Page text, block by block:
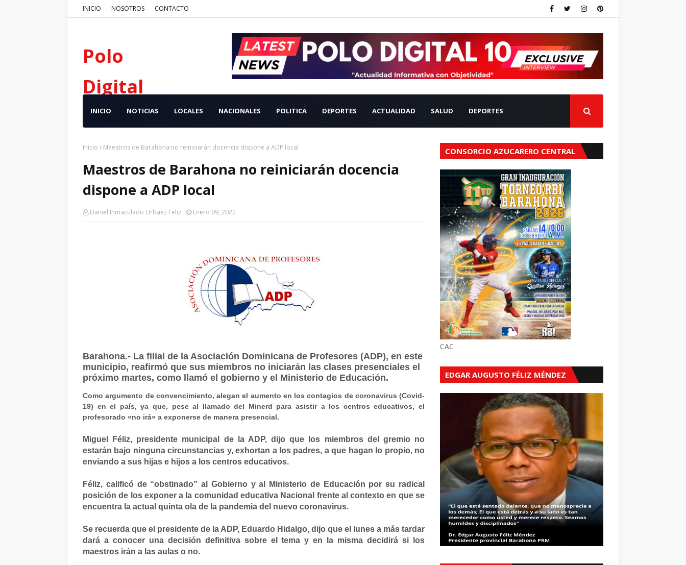
INICIO NOSOTROS CONTACTO
Polo
Digital
INICIO NOTICIAS LOCALES NACIONALES POLITICA DEPORTES ACTUALIDAD SALUD DEPORTES
Inicio Maestros de Barahona no reiniciarán docencia dispone a ADP local
Maestros de Barahona no reiniciarán docencia
dispone a ADP local
Daniel Inmaculado Urbaez Feliz Enero 09, 2022
Barahona.- La filial de la Asociación Dominicana de Profesores (ADP), en este
municipio, reafirmó que sus miembros no iniciarán las clases presenciales el
próximo martes, como llamó el gobierno y el Ministerio de Educación.
Como argumento de convencimiento, alegan el aumento en los contagios de coronavirus (Covid-
19) en el país, ya que, pese al llamado del Minerd para asistir a los centros educativos, el
profesorado «no irá» a exponerse de manera presencial.
Miguel Féliz, presidente municipal de la ADP, dijo que los miembros del gremio no
estarán bajo ninguna circunstancias y, exhortan a los padres, a que hagan lo propio, no
enviando a sus hijas e hijos a los centros educativos.
Féliz, calificó de “obstinado” al Gobierno y al Ministerio de Educación por su radical
posición de los exponer a la comunidad educativa Nacional frente al contexto en que se
encuentra la actual quinta ola de la pandemia del nuevo coronavirus.
Se recuerda que el presidente de la ADP, Eduardo Hidalgo, dijo que el lunes a más tardar
dará a conocer una decisión definitiva sobre el tema y en la misma decidirá si los
maestros irán a las aulas o no.
CONSORCIO AZUCARERO CENTRAL
CAC
EDGAR AUGUSTO FÉLIZ MÉNDEZ